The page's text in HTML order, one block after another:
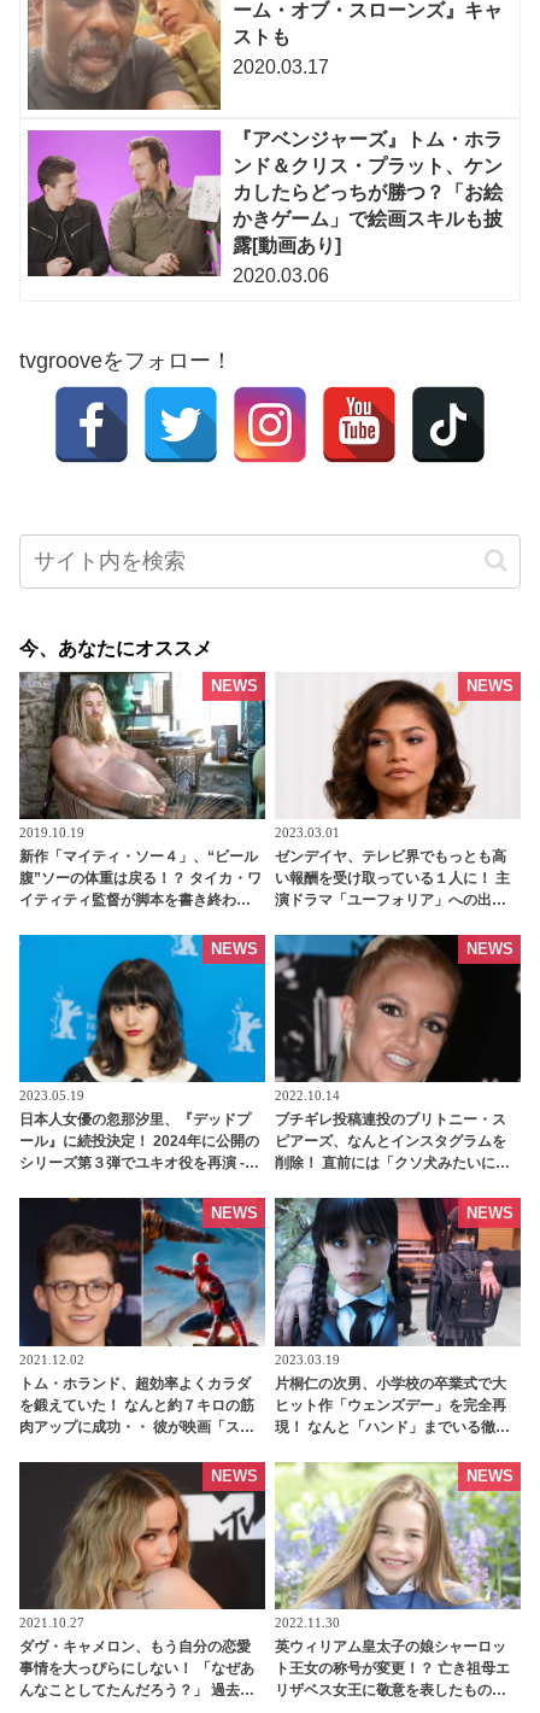
ーム・オブ・スローンズ』キャ
ストも
2020.03.17
『アベンジャーズ』トム・ホラ
ンド＆クリス・プラット、ケン
カしたらどっちが勝つ？「お絵
かきゲーム」で絵画スキルも披
露[動画あり]
2020.03.06
tvgrooveをフォロー！
今、あなたにオススメ
2019.10.19
新作「マイティ・ソー４」、“ビール
腹”ソーの体重は戻る！？ タイカ・ワ
イティティ監督が脚本を書き終わっ
NEWS
2023.03.01
ゼンデイヤ、テレビ界でもっとも高
い報酬を受け取っている１人に！ 主
演ドラマ「ユーフォリア」への出演
り！？ 一体いくらもらっている
の・・？ - tvgroove
NEWS
2023.05.19
日本人女優の忽那汐里、『デッドプ
ール』に続投決定！ 2024年に公開の
シリーズ第３弾でユキオ役を再演 -
NEWS
2022.10.14
ブチギレ投稿連投のブリトニー・ス
ピアーズ、なんとインスタグラムを
削除！ 直前には「クソ犬みたいに扱
tvgroove
NEWS
2021.12.02
トム・ホランド、超効率よくカラダ
を鍛えていた！ なんと約７キロの筋
肉アップに成功・・ 彼が映画「スパ
のトレーニング方法とは？ -
NEWS
2023.03.19
片桐仁の次男、小学校の卒業式で大
ヒット作「ウェンズデー」を完全再
現！ なんと「ハンド」までいる徹底
祝い方に「一番イケてる卒業生」
「さすが片桐さん」と絶賛の声［写
真あり］ - tvgroove
NEWS
2021.10.27
ダヴ・キャメロン、もう自分の恋愛
事情を大っぴらにしない！ 「なぜあ
んなことしてたんだろう？」 過去の
NEWS
2022.11.30
英ウィリアム皇太子の娘シャーロッ
ト王女の称号が変更！？ 亡き祖母エ
リザベス女王に敬意を表したもの
NEWS